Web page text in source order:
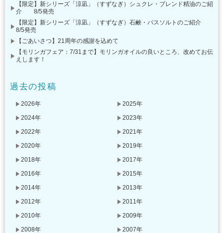
【限定】新シリーズ「涼凪」（すずなぎ）シュクレ・ブレンド精油のご紹
介 8/5発売
【限定】新シリーズ「涼凪」（すずなぎ）石鹸・バスソルトのご紹介
8/5発売
【ごあいさつ】21周年の感謝を込めて
【モリンガフェア：7/31まで】モリンガオイルの良いところ、改めてお伝
えします！
過去の投稿
2026年
2025年
2024年
2023年
2022年
2021年
2020年
2019年
2018年
2017年
2016年
2015年
2014年
2013年
2012年
2011年
2010年
2009年
2008年
2007年